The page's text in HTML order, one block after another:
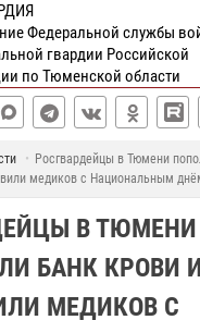
Федеральной службы
гвардии Российской
по Тюменской области
Росгвардейцы в Тюмени
медиков с Национальным
В ТЮМЕНИ
БАНК КРОВИ
МЕДИКОВ С